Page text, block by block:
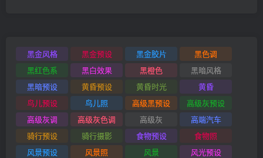
黑金风格 黑金预设 黑金胶片
黑色调
黑红色系
黑白效果 黑橙色
黑暗风格
黑暗预设
黄昏预设 黄昏时光
黄昏
鸟儿预设
鸟儿照 高级黑预设
高级灰预设
高级灰调
高级灰色调 高级灰
高端汽车
骑行预设
骑行摄影 食物预设
食物照
风景预设
风景照 风景
风光预设